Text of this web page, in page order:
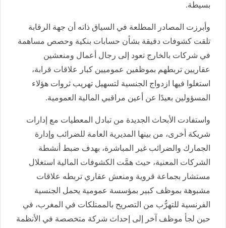
بسيطة.
وأبرزت المصادر المطلعة في السياق ذاته أن جهة الرقابة
تلقت كشوفات دقيقة بشأن حسابات بنكية وحصص مساهمة
في شركات بالخارج تعود إلى رجال أعمال ومنعشين
عقاريين تربطهم بموظفين عموميين كبار علاقات قرابة،
استغلوا فيها ازدواج الجنسية لتسهيل تهريب ثروات هؤلاء
المسؤولين بعيدًا عن أعين مراقبي المالية العمومية.
واستفادت الأبحاث الجديدة من تبادل المعطيات مع إدارات
شريكة أخرى، من بينها المديرية العامة للضرائب وإدارة
الجمارك والضرائب غير المباشرة، بهدف ضبط أنشطة
الشركات المعنية، حيث همَّت الكشوفات المالية استغلال
مستشار بجماعة قروية ومنعش عقاري تربطه علاقات
مشبوهة بموظف كبير بمؤسسة عمومية يحمل الجنسية
الفرنسية للتهرُّب من التصريح بالممتلكات في المغرب، في
حين لجأ موظف آخر إلى إحداث شركة متخصصة في الأنظمة